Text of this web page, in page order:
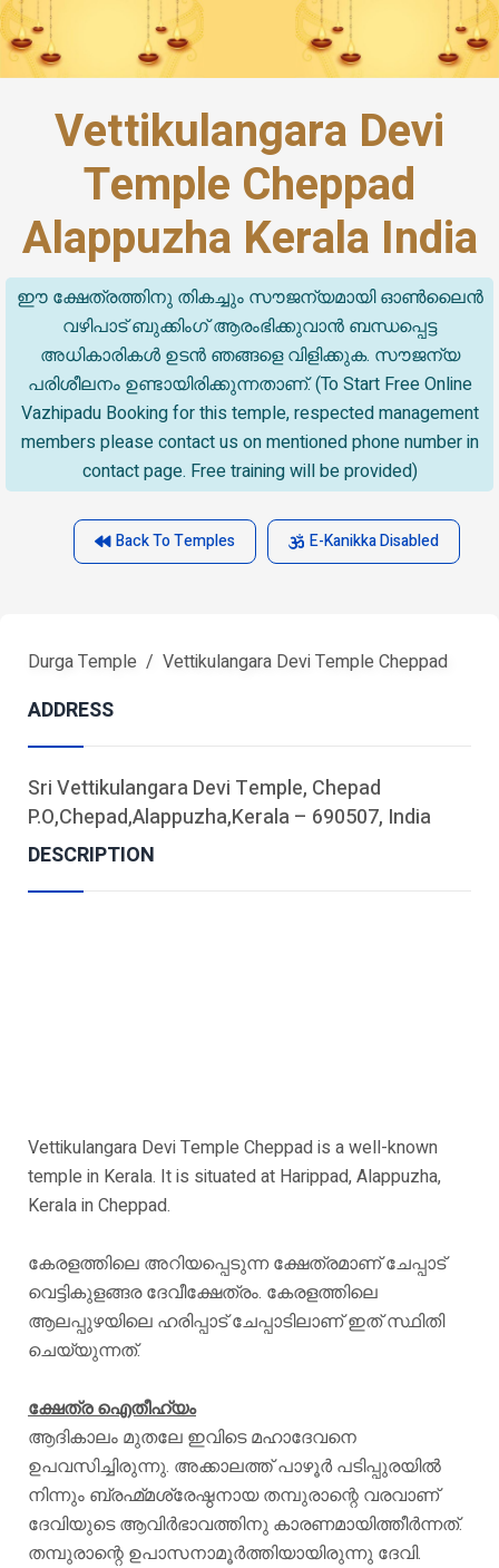
Vettikulangara Devi
Temple Cheppad
Alappuzha Kerala India
ഈ ക്ഷേത്രത്തിനു തികച്ചും സൗജന്യമായി ഓൺലൈൻ
വഴിപാട് ബുക്കിംഗ് ആരംഭിക്കുവാൻ ബന്ധപ്പെട്ട
അധികാരികൾ ഉടൻ ഞങ്ങളെ വിളിക്കുക. സൗജന്യ
പരിശീലനം ഉണ്ടായിരിക്കുന്നതാണ്. (To Start Free Online
Vazhipadu Booking for this temple, respected management
members please contact us on mentioned phone number in
contact page. Free training will be provided)
Back To Temples E-Kanikka Disabled
Durga Temple Vettikulangara Devi Temple Cheppad
ADDRESS
Sri Vettikulangara Devi Temple, Chepad
P.O,Chepad,Alappuzha,Kerala – 690507, India
DESCRIPTION
Vettikulangara Devi Temple Cheppad is a well-known
temple in Kerala. It is situated at Harippad, Alappuzha,
Kerala in Cheppad.
കേരളത്തിലെ അറിയപ്പെടുന്ന ക്ഷേത്രമാണ് ചേപ്പാട്
വെട്ടികുളങ്ങര ദേവീക്ഷേത്രം. കേരളത്തിലെ
ആലപ്പുഴയിലെ ഹരിപ്പാട് ചേപ്പാടിലാണ് ഇത് സ്ഥിതി
ചെയ്യുന്നത്.
ക്ഷേത്ര ഐതീഹ്യം
ആദികാലം മുതലേ ഇവിടെ മഹാദേവനെ
ഉപവസിച്ചിരുന്നു. അക്കാലത്ത് പാഴൂർ പടിപ്പുരയിൽ
നിന്നും ബ്രഹ്മ്മശ്രേഷ്ഠനായ തമ്പുരാന്റെ വരവാണ്
ദേവിയുടെ ആവിർഭാവത്തിനു കാരണമായിത്തീർന്നത്‌.
തമ്പുരാന്റെ ഉപാസനാമൂർത്തിയായിരുന്നു ദേവി.